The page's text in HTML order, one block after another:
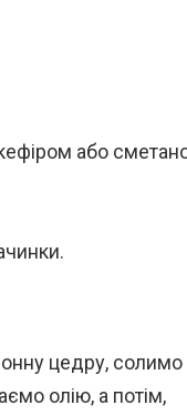
або
цедру, солимо
олію, а потім,